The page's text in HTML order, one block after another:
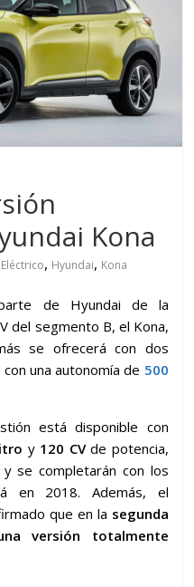
Kona
Eléctrico, Hyundai, Kona
de Hyundai de la
del segmento B, el Kona,
se ofrecerá con dos
una autonomía de 500
está disponible con
y 120 CVde potencia,
se completarán con los
en 2018. Además, el
que en la segunda
versión totalmente